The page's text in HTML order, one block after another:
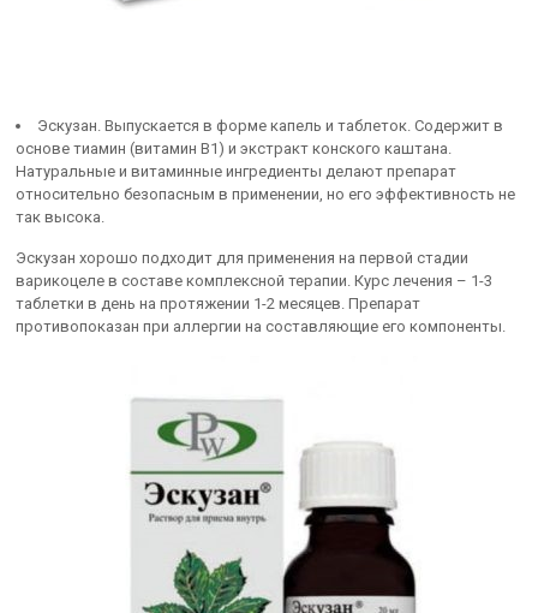
Эскузан. Выпускается в форме капель и таблеток. Содержит в
основе тиамин (витамин B1) и экстракт конского каштана.
Натуральные и витаминные ингредиенты делают препарат
относительно безопасным в применении, но его эффективность не
так высока.
Эскузан хорошо подходит для применения на первой стадии
варикоцеле в составе комплексной терапии. Курс лечения – 1-3
таблетки в день на протяжении 1-2 месяцев. Препарат
противопоказан при аллергии на составляющие его компоненты.